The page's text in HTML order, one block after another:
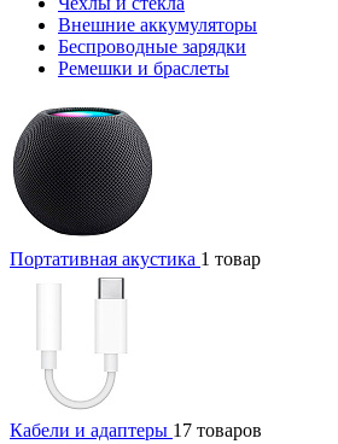
Внешние аккумуляторы
Беспроводные зарядки
Ремешки и браслеты
Портативная акустика 1 товар
Кабели и адаптеры 17 товаров